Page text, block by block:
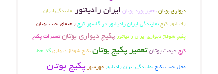
دیواری بوتانتعمیر بورد بوتان ایران رادیاتورنمایندگی ایران
رادیاتور کرجنمایندگی ایران رادیاتور در گلشهر کرجراهنمای نصب بوتان
پکیج شوفاژ دیواری ایران رادیاتور پکیج دیواری بوتانتعمیرات پکیج
کرج قیمت بوتانتعمیر پکیج بوتانپکیج شوفاژ دیواریکد خطا
محل نصب پکیجنمایندگی ایران رادیاتورمهرشهر پکیج بوتان